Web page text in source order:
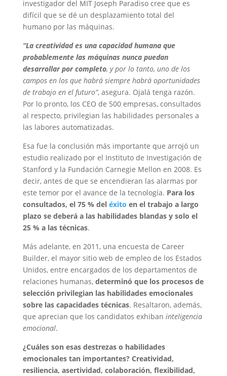
investigador del MIT Joseph Paradiso cree que es
difícil que se dé un desplazamiento total del
humano por las máquinas.
“La creatividad es una capacidad humana que
probablemente las máquinas nunca puedan
desarrollar por completo, y por lo tanto, uno de los
campos en los que habrá siempre habrá oportunidades
de trabajo en el futuro”, asegura. Ojalá tenga razón.
Por lo pronto, los CEO de 500 empresas, consultados
al respecto, privilegian las habilidades personales a
las labores automatizadas.
Esa fue la conclusión más importante que arrojó un
estudio realizado por el Instituto de Investigación de
Stanford y la Fundación Carnegie Mellon en 2008. Es
decir, antes de que se encendieran las alarmas por
este temor por el avance de la tecnología. Para los
consultados, el 75 % del éxito en el trabajo a largo
plazo se deberá a las habilidades blandas y solo el
25 % a las técnicas.
Más adelante, en 2011, una encuesta de Career
Builder, el mayor sitio web de empleo de los Estados
Unidos, entre encargados de los departamentos de
relaciones humanas, determinó que los procesos de
selección privilegian las habilidades emocionales
sobre las capacidades técnicas. Resaltaron, además,
que aprecian que los candidatos exhiban inteligencia
emocional.
¿Cuáles son esas destrezas o habilidades
emocionales tan importantes? Creatividad,
resiliencia, asertividad, colaboración, flexibilidad,